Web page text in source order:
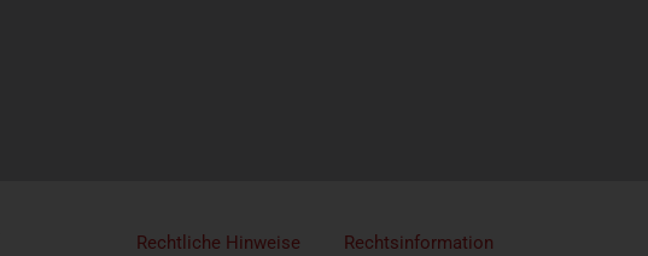
Rechtliche Hinweise Rechtsinformation